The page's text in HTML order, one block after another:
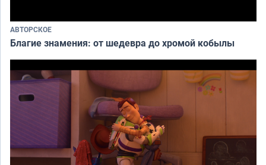
АВТОРСКОЕ
Благие знамения: от шедевра до хромой кобылы